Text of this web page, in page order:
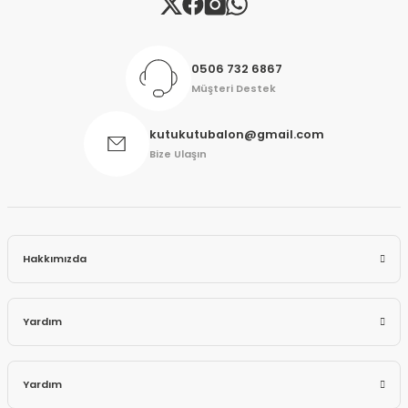
Gönder
0506 732 6867
Müşteri Destek
kutukutubalon@gmail.com
Bize Ulaşın
Hakkımızda
Yardım
Yardım